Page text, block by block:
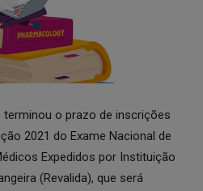
o prazo de inscrições
2021 do Exame Nacional de
Expedidos por Instituição
(Revalida), que será